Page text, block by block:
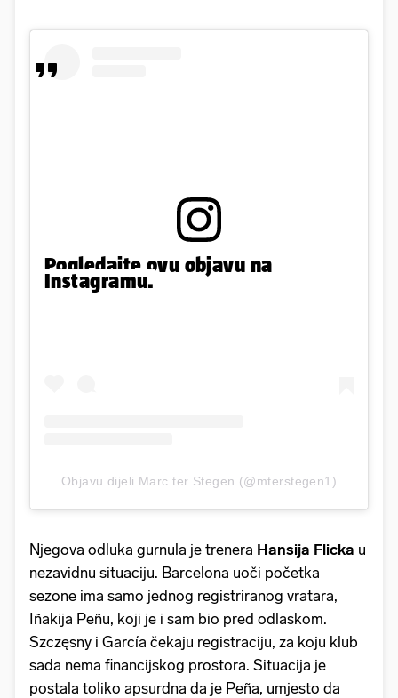
Pogledajte ovu objavu na
Instagramu.
Objavu dijeli Marc ter Stegen (@mterstegen1)
Njegova odluka gurnula je trenera Hansija Flicka u
nezavidnu situaciju. Barcelona uoči početka
sezone ima samo jednog registriranog vratara,
Iñakija Peñu, koji je i sam bio pred odlaskom.
Szczęsny i García čekaju registraciju, za koju klub
sada nema financijskog prostora. Situacija je
postala toliko apsurdna da je Peña, umjesto da